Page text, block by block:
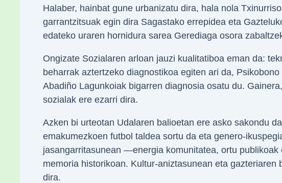
Halaber, hainbat gune urbanizatu dira, hala nola
garrantzitsuak egin dira Sagastako errepidea eta
edateko uraren hornidura sarea Gerediaga osora
Ongizate Sozialaren arloan jauzi kualitatiboa eman da:
beharrak aztertzeko diagnostikoa egiten ari da,
Abadiño Lagunkoiak bigarren diagnosia osatu du.
sozialak ere ezarri dira.
Azken bi urteotan Udalaren balioetan ere asko sakondu
emakumezkoen futbol taldea sortu da eta genero-
jasangarritasunean —energia komunitatea, ortu
memoria historikoan. Kultur-aniztasunean eta gazteriaren
dira.